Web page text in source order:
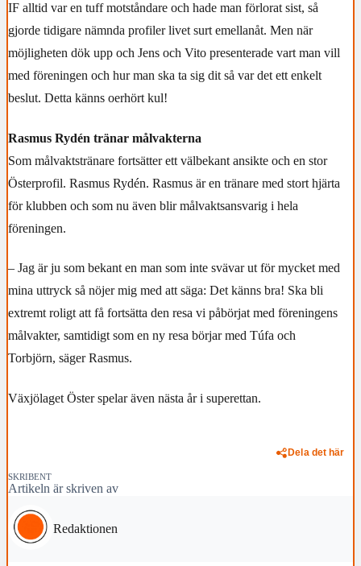
IF alltid var en tuff motståndare och hade man förlorat sist, så
gjorde tidigare nämnda profiler livet surt emellanåt. Men när
möjligheten dök upp och Jens och Vito presenterade vart man vill
med föreningen och hur man ska ta sig dit så var det ett enkelt
beslut. Detta känns oerhört kul!
Rasmus Rydén tränar målvakterna
Som målvaktstränare fortsätter ett välbekant ansikte och en stor
Österprofil. Rasmus Rydén. Rasmus är en tränare med stort hjärta
för klubben och som nu även blir målvaktsansvarig i hela
föreningen.
– Jag är ju som bekant en man som inte svävar ut för mycket med
mina uttryck så nöjer mig med att säga: Det känns bra! Ska bli
extremt roligt att få fortsätta den resa vi påbörjat med föreningens
målvakter, samtidigt som en ny resa börjar med Túfa och
Torbjörn, säger Rasmus.
Växjölaget Öster spelar även nästa år i superettan.
Dela det här
SKRIBENT
Artikeln är skriven av
Redaktionen